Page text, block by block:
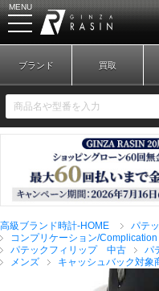
MENU
新規会員登録
ブラ
ブランド 買取
高級ブランド時計-HOME
パテ
コンプリケーション/Complication
パテックフィリップ 中古
パ
メンズ
キャッシュバック対象